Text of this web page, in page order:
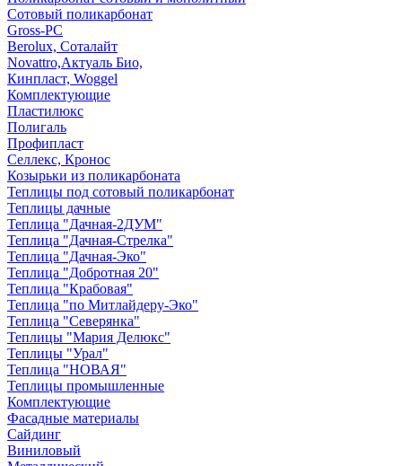
Сотовый поликарбонат
Gross-PC
Berolux, Соталайт
Novattro,Актуаль Био,
Кинпласт, Woggel
Комплектующие
Пластилюкс
Полигаль
Профипласт
Селлекс, Кронос
Козырьки из поликарбоната
Теплицы под сотовый поликарбонат
Теплицы дачные
Теплица "Дачная-2ДУМ"
Теплица "Дачная-Стрелка"
Теплица "Дачная-Эко"
Теплица "Добротная 20"
Теплица "Крабовая"
Теплица "по Митлайдеру-Эко"
Теплица "Северянка"
Теплицы "Мария Делюкс"
Теплицы "Урал"
Теплица "НОВАЯ"
Теплицы промышленные
Комплектующие
Фасадные материалы
Сайдинг
Виниловый